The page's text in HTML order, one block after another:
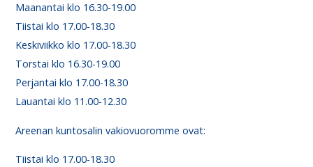
Maanantai klo 16.30-19.00
Tiistai klo 17.00-18.30
Keskiviikko klo 17.00-18.30
Torstai klo 16.30-19.00
Perjantai klo 17.00-18.30
Lauantai klo 11.00-12.30
Areenan kuntosalin vakiovuoromme ovat:
Tiistai klo 17.00-18.30